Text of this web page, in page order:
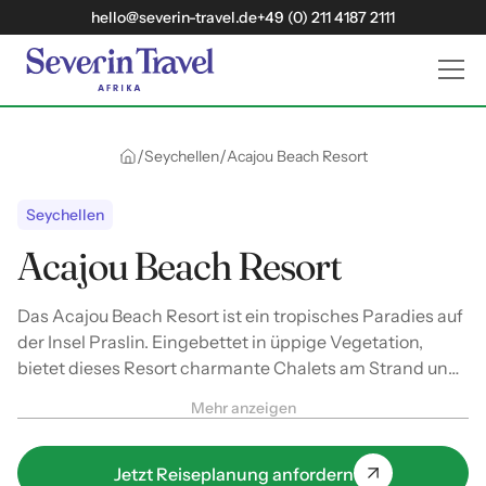
hello@severin-travel.de+49 (0) 211 4187 2111
/Seychellen/Acajou Beach Resort
Seychellen
Acajou Beach Resort
Das Acajou Beach Resort ist ein tropisches Paradies auf
der Insel Praslin. Eingebettet in üppige Vegetation,
bietet dieses Resort charmante Chalets am Strand und
Wasser.
Mehr anzeigen
Jetzt Reiseplanung anfordern